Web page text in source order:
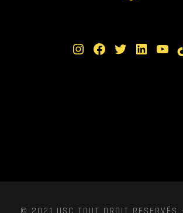
Instagram Facebook Twitter LinkedIn YouTube TikTok